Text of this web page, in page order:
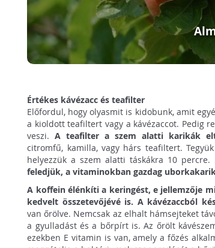
Értékes kávézacc és teafilter
Előfordul, hogy olyasmit is kidobunk, amit
a kioldott teafiltert vagy a kávézaccot. Pedig
veszi.A teafilter a szem alatti karikák
citromfű, kamilla, vagy hárs teafiltert.
helyezzük a szem alatti táskákra 10 percre.
feledjük, a vitaminokban gazdag
A koffein élénkíti a keringést, e jellemzője
kedvelt összetevőjévé is. A kávézaccból
van őrölve. Nemcsak az elhalt hámsejteket
a gyulladást és a bőrpírt is. Az őrölt
ezekben E vitamin is van, amely a főzés